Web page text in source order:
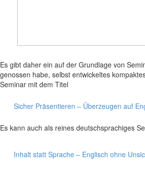
Es gibt daher ein auf der Grundlage von
genossen habe, selbst entwickeltes
Seminar mit dem Titel
Sicher Präsentieren – Überzeugen auf
Es kann auch als reines deutschsprachiges
Inhalt statt Sprache – Englisch ohne